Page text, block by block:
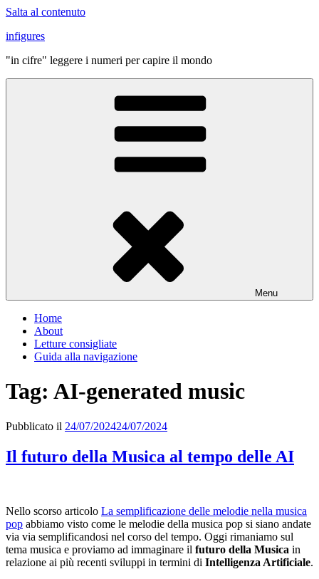
Salta al contenuto
infigures
"in cifre" leggere i numeri per capire il mondo
Menu
Home
About
Letture consigliate
Guida alla navigazione
Tag: AI-generated music
Pubblicato il 24/07/202424/07/2024
Il futuro della Musica al tempo delle AI
Nello scorso articolo La semplificazione delle melodie nella musica
pop abbiamo visto come le melodie della musica pop si siano andate
via via semplificandosi nel corso del tempo. Oggi rimaniamo sul
tema musica e proviamo ad immaginare il futuro della Musica in
relazione ai più recenti sviluppi in termini di Intelligenza Artificiale.